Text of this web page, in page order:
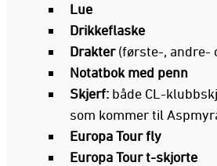
Lue
Drikkeflaske
Drakter(første-, andre-
Notatbok med penn
Skjerf: både CL-
som kommer til
Europa Tour fly
Europa Tour t-skjorte